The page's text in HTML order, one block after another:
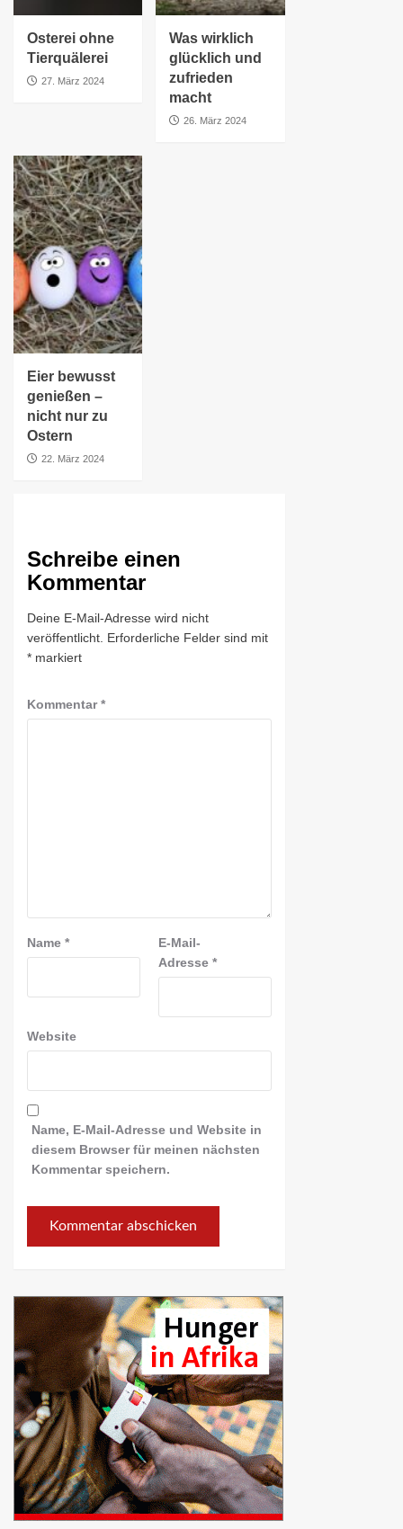
Osterei ohne
Tierquälerei
27. März 2024
Was wirklich
glücklich und
zufrieden
macht
26. März 2024
Eier bewusst
genießen –
nicht nur zu
Ostern
22. März 2024
Schreibe einen
Kommentar
Deine E-Mail-Adresse wird nicht
veröffentlicht. Erforderliche Felder sind mit
* markiert
Kommentar*
Name *
E-Mail-
Adresse *
Website
Name, E-Mail-Adresse und Website in
diesem Browser für meinen nächsten
Kommentar speichern.